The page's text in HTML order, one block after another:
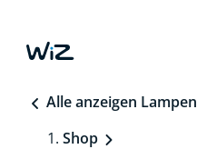
Alle anzeigen Lampen
Shop